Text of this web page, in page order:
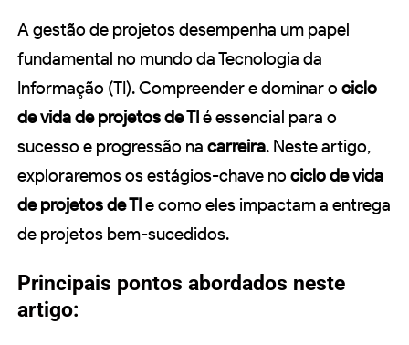
A gestão de projetos desempenha um papel
fundamental no mundo da Tecnologia da
Informação (TI). Compreender e dominar o ciclo
de vida de projetos de TIé essencial para o
sucesso e progressão na carreira. Neste artigo,
exploraremos os estágios-chave no ciclo de vida
de projetos de TIe como eles impactam a entrega
de projetos bem-sucedidos.
Principais pontos abordados neste
artigo: